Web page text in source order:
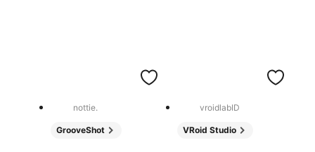
nottie.
GrooveShot
vroidlabID
VRoid Studio